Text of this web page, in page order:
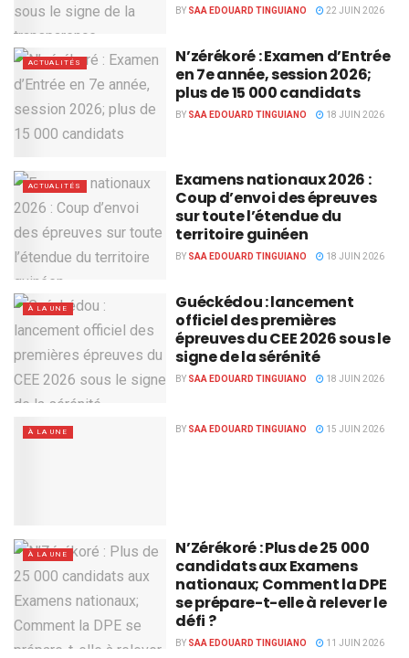
BY SAA EDOUARD TINGUIANO 22 JUIN 2026
ACTUALITÉS
N’zérékoré : Examen d’Entrée
en 7e année, session 2026;
plus de 15 000 candidats
BY SAA EDOUARD TINGUIANO 18 JUIN 2026
ACTUALITÉS
Examens nationaux 2026 :
Coup d’envoi des épreuves
sur toute l’étendue du
territoire guinéen
BY SAA EDOUARD TINGUIANO 18 JUIN 2026
À LA UNE
Guéckédou : lancement
officiel des premières
épreuves du CEE 2026 sous le
signe de la sérénité
BY SAA EDOUARD TINGUIANO 18 JUIN 2026
À LA UNE BY SAA EDOUARD TINGUIANO 15 JUIN 2026
À LA UNE
N’Zérékoré : Plus de 25 000
candidats aux Examens
nationaux; Comment la DPE
se prépare-t-elle à relever le
défi ?
BY SAA EDOUARD TINGUIANO 11 JUIN 2026